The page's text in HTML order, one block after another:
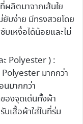
ผลิตมาจากเส้นใย
ยับง่าย มีทรงสวยโดย
เหงื่อได้น้อยและไม่
Polyester ) :
มากกว่า
มากกว่า
องจุดเด่นทั้งผ้า
เสื้อผ้าใส่ในที่ร่ม